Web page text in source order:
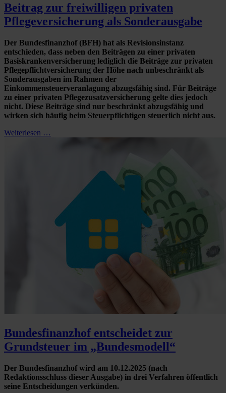
Beitrag zur freiwilligen privaten
Pflegeversicherung als Sonderausgabe
Der Bundesfinanzhof (BFH) hat als Revisionsinstanz
entschieden, dass neben den Beiträgen zu einer privaten
Basiskrankenversicherung lediglich die Beiträge zur privaten
Pflegepflichtversicherung der Höhe nach unbeschränkt als
Sonderausgaben im Rahmen der
Einkommensteuerveranlagung abzugsfähig sind. Für Beiträge
zu einer privaten Pflegezusatzversicherung gelte dies jedoch
nicht. Diese Beiträge sind nur beschränkt abzugsfähig und
wirken sich häufig beim Steuerpflichtigen steuerlich nicht aus.
Weiterlesen …
Bundesfinanzhof entscheidet zur
Grundsteuer im „Bundesmodell“
Der Bundesfinanzhof wird am 10.12.2025 (nach
Redaktionsschluss dieser Ausgabe) in drei Verfahren öffentlich
seine Entscheidungen verkünden.